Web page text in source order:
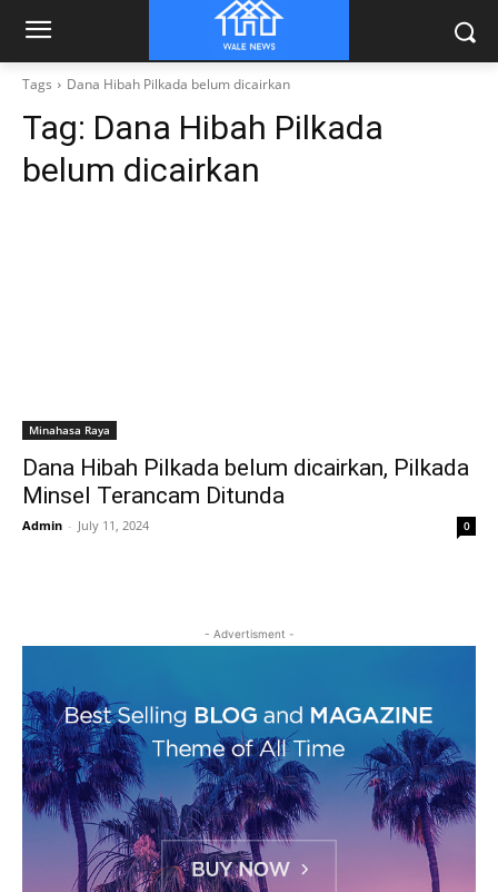
Tags Dana Hibah Pilkada belum dicairkan
Tag: Dana Hibah Pilkada
belum dicairkan
Minahasa Raya
Dana Hibah Pilkada belum dicairkan, Pilkada
Minsel Terancam Ditunda
Admin - July 11, 2024 0
- Advertisment -